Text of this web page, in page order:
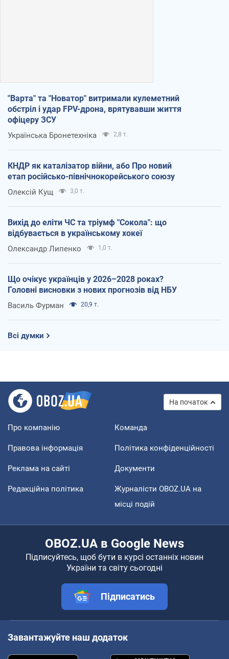
"Варта" та "Новатор" витримали кулеметний
обстріл і удар FPV-дрона, врятувавши життя
офіцеру ЗСУ
Українська Бронетехніка 2,8 т.
КНДР як каталізатор війни, або Про новий
етап російсько-північнокорейського союзу
Олексій Кущ 3,0 т.
Вихід до еліти ЧС та тріумф "Сокола": що
відбувається в українському хокеї
Олександр Липенко 1,0 т.
Що очікує українців у 2026–2028 роках?
Головні висновки з нових прогнозів від НБУ
Василь Фурман 20,9 т.
Всі думки
На початок
Про компанію Команда
Правова інформація Політика конфіденційності
Реклама на сайті Документи
Редакційна політика
Журналісти OBOZ.UA на
місці подій
OBOZ.UA в Google News
Підписуйтесь, щоб бути в курсі останніх новин
України та світу сьогодні
Підписатись
Завантажуйте наш додаток